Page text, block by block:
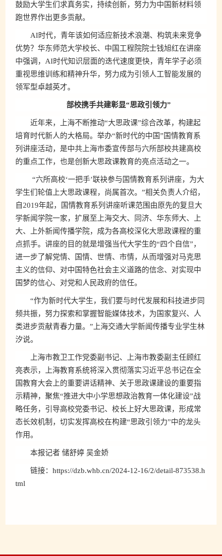
鼓励大学生们求真务实，持续创新，努力为中国新材料领
跑世界作出更多贡献。
AI时代，青年该如何适应新技术浪潮、构筑未来竞争
优势？华东师范大学校长、中国工程院院士钱旭红在讲座
中强调，AI时代知识层面的迭代速度更快，青年学子必须
重视思维训练和精神升华，努力成为引领人工智能发展的
领军型卓越英才。
部校携手共建彰显“思政引领力”
近年来，上海不断推动“大思政课”综合改革，构建起
培育时代新人的大格局。举办“新时代的中国”国情教育系
列讲座活动，是中共上海市委宣传部与六所部校共建高校
的重点工作，也是创新大思政课教育的亮点活动之一。
“六所高校‘一把手’联袂参与国情教育系列讲座，为大
学生们轮值上大思政课程，尚属首次。”相关负责人介绍，
自2019年起，国情教育系列讲座听课范围由原先的复旦大
学新闻学院一家，扩展至上海交大、同济、华东师大、上
大、上外新闻传播学院，成为各高校深化大思政课程的重
点抓手。讲座的目的就是增强当代大学生的“四个自信”，
进一步了解党情、国情、世情、市情，从而增强对马克思
主义的信仰、对中国特色社会主义道路的信念、对实现中
国梦的信心、对党和人民政府的信任。
“作为新时代大学生，我们要与时代发展和科技进步同
频共振，努力探索和掌握智能媒体技术，为国家复兴、人
类进步贡献青春力量。”上海交通大学新闻传播专业学生林
汐说。
上海市教卫工作党委副书记、上海市教委副主任顾红
亮表示，上海教育系统将深入贯彻落实习近平总书记在全
国教育大会上的重要讲话精神、关于思政课建设的重要指
示精神，聚焦“推进大中小学思想政治教育一体化建设”战
略任务，引导高校党委书记、校长上好大思政课，形成常
态长效机制，切实发挥高校在构建“思政引领力”中的龙头
作用。
本报记者 储舒婷 吴金娇
链接：https://dzb.whb.cn/2024-12-16/2/detail-873538.h
tml